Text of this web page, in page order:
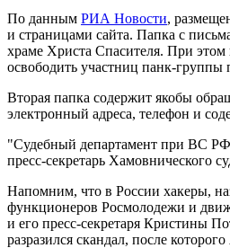
По данным РИА Новости,
и страницами сайта. Папка с
храме Христа Спасителя. При этом
освободить участниц панк-группы
Вторая папка содержит якобы
электронный адреса, телефон и
"Судебный департамент при ВС РФ
пресс-секретарь Хамовнического
Напомним, что в России хакеры,
функционеров Росмолодежи и
и его пресс-секретаря Кристины
разразился скандал, после